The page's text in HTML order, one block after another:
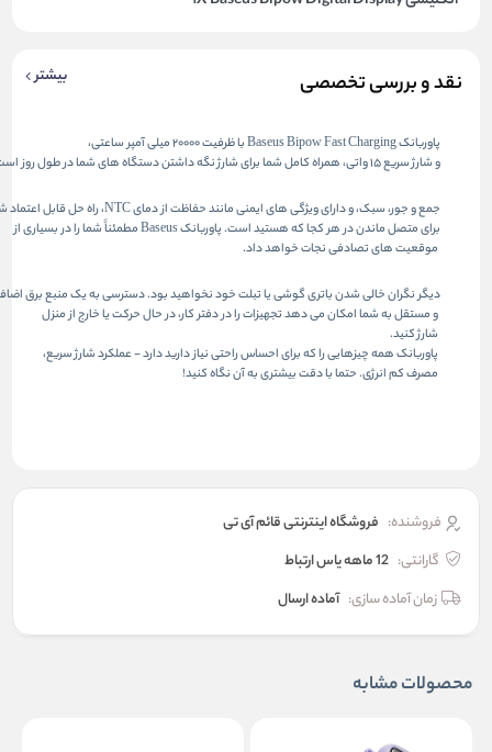
نقد و بررسی تخصصی بیشتر
پاوربانک Baseus Bipow Fast Charging با ظرفیت 20000 میلی آمپر ساعتی،
و شارژ سریع 15 واتی، همراه کامل شما برای شارژ نگه داشتن دستگاه های شما در طول روز است.
جمع و جور، سبک، و دارای ویژگی های ایمنی مانند حفاظت از دمای NTC، راه حل قابل اعتماد شما
برای متصل ماندن در هر کجا که هستید است. پاوربانک Baseus مطمئناً شما را در بسیاری از
موقعیت های تصادفی نجات خواهد داد.
دیگر نگران خالی شدن باتری گوشی یا تبلت خود نخواهید بود. دسترسی به یک منبع برق اضافی
و مستقل به شما امکان می دهد تجهیزات را در دفتر کار، در حال حرکت یا خارج از منزل
شارژ کنید.
پاوربانک همه چیزهایی را که برای احساس راحتی نیاز دارید دارد - عملکرد شارژ سریع،
مصرف کم انرژی. حتما با دقت بیشتری به آن نگاه کنید!
فروشنده: فروشگاه اینترنتی قائم آی تی
گارانتی: 12 ماهه یاس ارتباط
زمان آماده سازی: آماده ارسال
محصولات مشابه